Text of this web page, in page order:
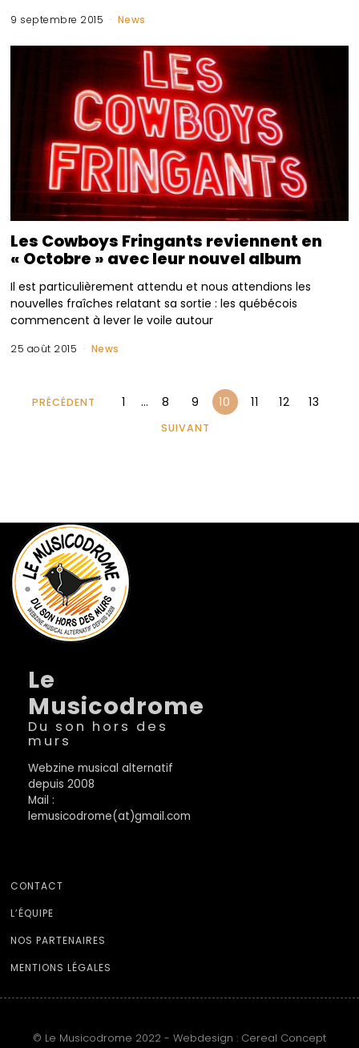
9 septembre 2015 News
Les Cowboys Fringants reviennent en
« Octobre » avec leur nouvel album
Il est particulièrement attendu et nous attendions les
nouvelles fraîches relatant sa sortie : les québécois
commencent à lever le voile autour
25 août 2015 News
PRÉCÉDENT 1 … 8 9 10 11 12 13
SUIVANT
Le
Musicodrome
Du son hors des
murs
Webzine musical alternatif
depuis 2008
Mail :
lemusicodrome(at)gmail.com
CONTACT
L’ÉQUIPE
NOS PARTENAIRES
MENTIONS LÉGALES
© Le Musicodrome 2022 - Webdesign : Cereal Concept